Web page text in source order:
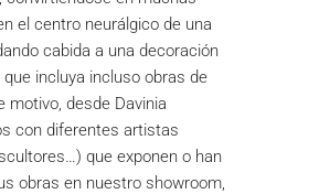
el centro neurálgico de una
cabida a una decoración
incluya incluso obras de
motivo, desde Davinia
con diferentes artistas
que exponen o han
obras en nuestro showroom,